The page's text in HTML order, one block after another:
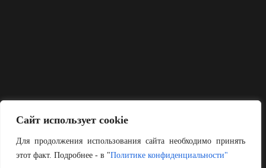
Сайт использует cookie
Для продолжения использования сайта необходимо принять
этот факт. Подробнее - в "Политике конфиденциальности"